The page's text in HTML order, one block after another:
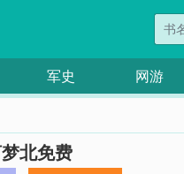
军史 网游
北免费